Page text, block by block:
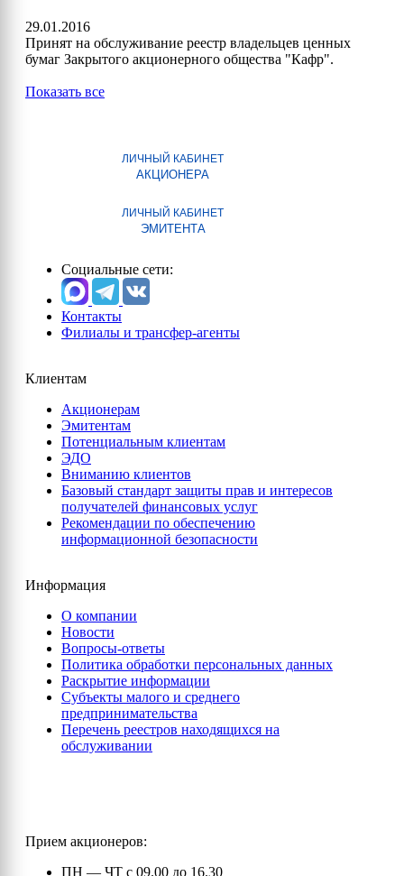
29.01.2016
Принят на обслуживание реестр владельцев ценных
бумаг Закрытого акционерного общества "Кафр".
Показать все
ЛИЧНЫЙ КАБИНЕТ
АКЦИОНЕРА
ЛИЧНЫЙ КАБИНЕТ
ЭМИТЕНТА
Социальные сети:
Контакты
Филиалы и трансфер-агенты
Клиентам
Акционерам
Эмитентам
Потенциальным клиентам
ЭДО
Вниманию клиентов
Базовый стандарт защиты прав и интересов
получателей финансовых услуг
Рекомендации по обеспечению
информационной безопасности
Информация
О компании
Новости
Вопросы-ответы
Политика обработки персональных данных
Раскрытие информации
Субъекты малого и среднего
предпринимательства
Перечень реестров находящихся на
обслуживании
Прием акционеров:
ПН — ЧТ с 09.00 до 16.30